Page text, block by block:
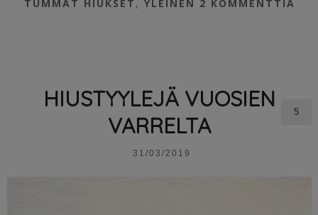
TUMMAT HIUKSET , YLEINEN 2 KOMMENTTIA
HIUSTYYLEJÄ VUOSIEN
VARRELTA
31/03/2019
5